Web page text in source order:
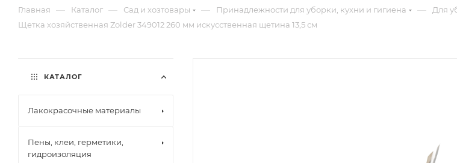
Главная — Каталог — Сад и хозтовары — Принадлежности для уборки, кухни и гигиена — Для
Щетка хозяйственная Zolder 349012 260 мм искусственная щетина 13,5 см
КАТАЛОГ
Лакокрасочные материалы
Пены, клеи, герметики,
гидроизоляция